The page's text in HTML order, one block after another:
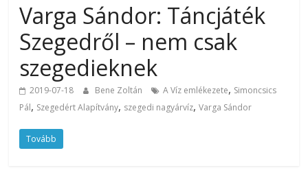
Varga Sándor: Táncjáték
Szegedről – nem csak
szegedieknek
2019-07-18 Bene Zoltán A Víz emlékezete, Simoncsics
Pál, Szegedért Alapítvány, szegedi nagyárvíz,Varga Sándor
Tovább